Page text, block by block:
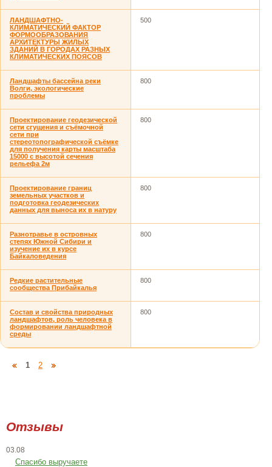
ЛАНДШАФТНО-
КЛИМАТИЧЕСКИЙ ФАКТОР
ФОРМООБРАЗОВАНИЯ
АРХИТЕКТУРЫ ЖИЛЫХ
ЗДАНИЙ В ГОРОДАХ РАЗНЫХ
КЛИМАТИЧЕСКИХ ПОЯСОВ
500
Ландшафты бассейна реки
Волги, экологические
проблемы
800
Проектирование геодезической
сети сгущения и съёмочной
сети при
стереотопографической съёмке
для получения карты масштаба
15000 с высотой сечения
рельефа 2м
800
Проектирование границ
земельных участков и
подготовка геодезических
данных для выноса их в натуру
800
Разнотравье в островных
степях Южной Сибири и
изучение их в курсе
Байкаловедения
800
Редкие растительные
сообщества Прибайкалья
800
Состав и свойства природных
ландшафтов, роль человека в
формировании ландшафтной
среды
800
1 2
Отзывы
03.08
Спасибо выручаете